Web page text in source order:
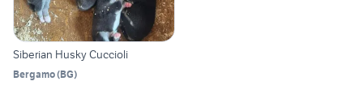
Siberian Husky Cuccioli
Bergamo(BG)